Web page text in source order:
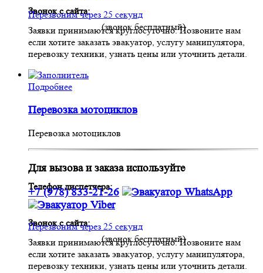
Звонок с сайта:
Перезвоним через 25 секунд
(звонок бесплатный)
Заявки принимаются круглосуточно. Позвоните нам
если хотите заказать эвакуатор, услугу манипулятора,
перевозку техники, узнать цены или уточнить детали.
Подробнее
Перевозка мотоциклов
Перевозка мотоциклов
Для вызова и заказа используйте
Телефон диспетчера:
+7 (978) 833-21-26
Звонок с сайта:
Перезвоним через 25 секунд
(звонок бесплатный)
Заявки принимаются круглосуточно. Позвоните нам
если хотите заказать эвакуатор, услугу манипулятора,
перевозку техники, узнать цены или уточнить детали.